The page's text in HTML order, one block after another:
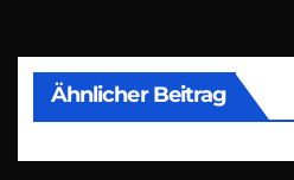
Ähnlicher Beitrag